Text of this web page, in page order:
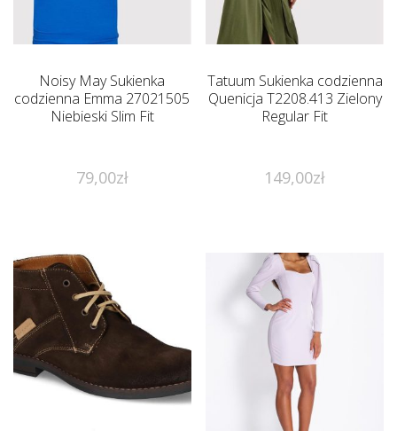
Noisy May Sukienka
codzienna Emma 27021505
Niebieski Slim Fit
79,00zł
Tatuum Sukienka codzienna
Quenicja T2208.413 Zielony
Regular Fit
149,00zł